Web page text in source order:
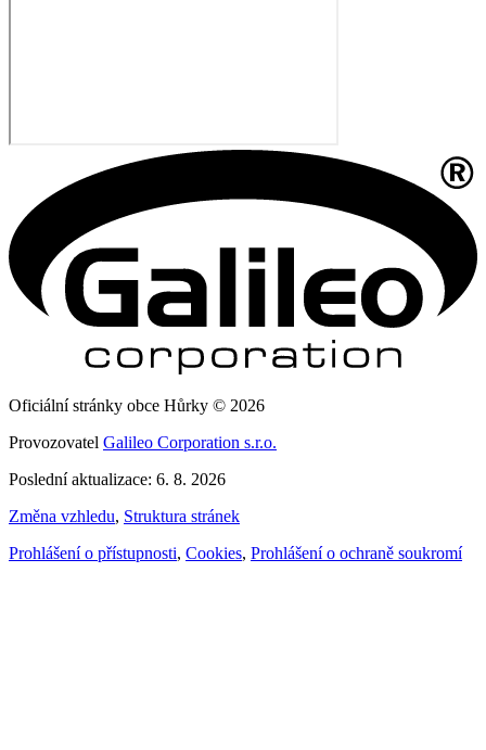
Oficiální stránky obce Hůrky © 2026
Provozovatel Galileo Corporation s.r.o.
Poslední aktualizace: 6. 8. 2026
Změna vzhledu, Struktura stránek
Prohlášení o přístupnosti, Cookies, Prohlášení o ochraně soukromí